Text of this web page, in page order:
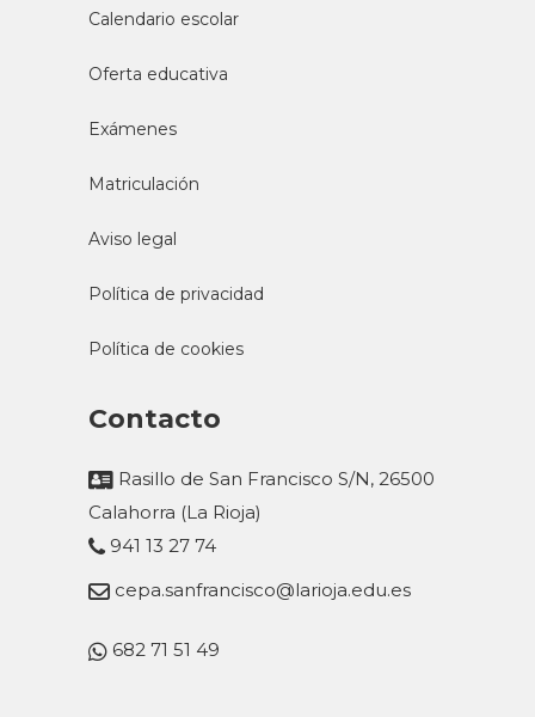
Calendario escolar
Oferta educativa
Exámenes
Matriculación
Aviso legal
Política de privacidad
Política de cookies
Contacto
Rasillo de San Francisco S/N, 26500
Calahorra (La Rioja)
941 13 27 74
cepa.sanfrancisco@larioja.edu.es
682 71 51 49